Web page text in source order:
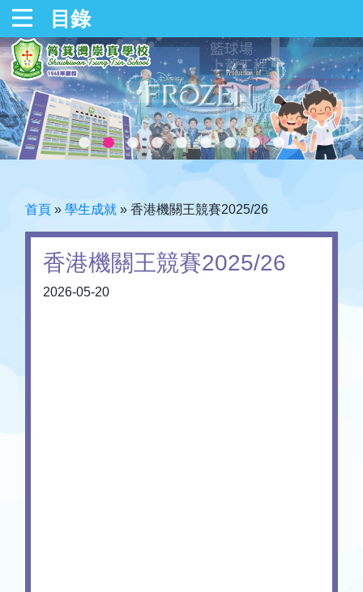
目錄
首頁 » 學生成就 » 香港機關王競賽2025/26
香港機關王競賽2025/26
2026-05-20